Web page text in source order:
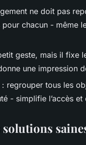
ne doit pas
chacun - même
geste, mais il fixe
une impression
: regrouper tous les
- simplifie l’accès